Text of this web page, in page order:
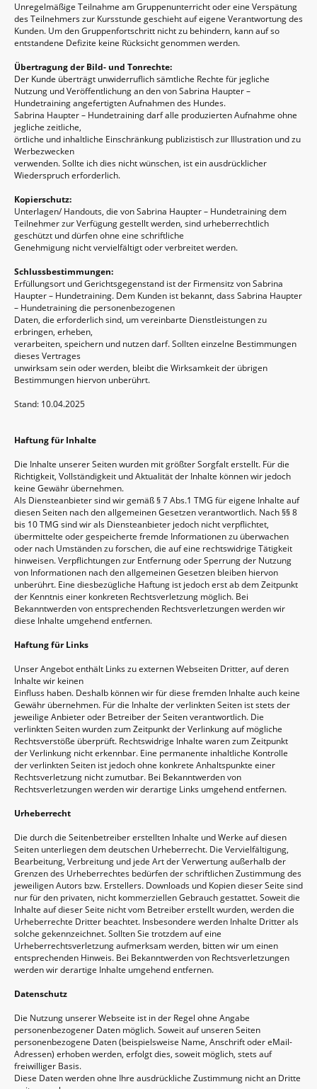
Unregelmäßige Teilnahme am Gruppenunterricht oder eine Verspätung
des Teilnehmers zur Kursstunde geschieht auf eigene Verantwortung des
Kunden. Um den Gruppenfortschritt nicht zu behindern, kann auf so
entstandene Defizite keine Rücksicht genommen werden.
Übertragung der Bild- und Tonrechte:
Der Kunde überträgt unwiderruflich sämtliche Rechte für jegliche
Nutzung und Veröffentlichung an den von Sabrina Haupter –
Hundetraining angefertigten Aufnahmen des Hundes.
Sabrina Haupter – Hundetraining darf alle produzierten Aufnahme ohne
jegliche zeitliche,
örtliche und inhaltliche Einschränkung publizistisch zur Illustration und zu
Werbezwecken
verwenden. Sollte ich dies nicht wünschen, ist ein ausdrücklicher
Wiederspruch erforderlich.
Kopierschutz:
Unterlagen/ Handouts, die von Sabrina Haupter – Hundetraining dem
Teilnehmer zur Verfügung gestellt werden, sind urheberrechtlich
geschützt und dürfen ohne eine schriftliche
Genehmigung nicht vervielfältigt oder verbreitet werden.
Schlussbestimmungen:
Erfüllungsort und Gerichtsgegenstand ist der Firmensitz von Sabrina
Haupter – Hundetraining. Dem Kunden ist bekannt, dass Sabrina Haupter
– Hundetraining die personenbezogenen
Daten, die erforderlich sind, um vereinbarte Dienstleistungen zu
erbringen, erheben,
verarbeiten, speichern und nutzen darf. Sollten einzelne Bestimmungen
dieses Vertrages
unwirksam sein oder werden, bleibt die Wirksamkeit der übrigen
Bestimmungen hiervon unberührt.
Stand: 10.04.2025
Haftung für Inhalte
Die Inhalte unserer Seiten wurden mit größter Sorgfalt erstellt. Für die
Richtigkeit, Vollständigkeit und Aktualität der Inhalte können wir jedoch
keine Gewähr übernehmen.
Als Diensteanbieter sind wir gemäß § 7 Abs.1 TMG für eigene Inhalte auf
diesen Seiten nach den allgemeinen Gesetzen verantwortlich. Nach §§ 8
bis 10 TMG sind wir als Diensteanbieter jedoch nicht verpflichtet,
übermittelte oder gespeicherte fremde Informationen zu überwachen
oder nach Umständen zu forschen, die auf eine rechtswidrige Tätigkeit
hinweisen. Verpflichtungen zur Entfernung oder Sperrung der Nutzung
von Informationen nach den allgemeinen Gesetzen bleiben hiervon
unberührt. Eine diesbezügliche Haftung ist jedoch erst ab dem Zeitpunkt
der Kenntnis einer konkreten Rechtsverletzung möglich. Bei
Bekanntwerden von entsprechenden Rechtsverletzungen werden wir
diese Inhalte umgehend entfernen.
Haftung für Links
Unser Angebot enthält Links zu externen Webseiten Dritter, auf deren
Inhalte wir keinen
Einfluss haben. Deshalb können wir für diese fremden Inhalte auch keine
Gewähr übernehmen. Für die Inhalte der verlinkten Seiten ist stets der
jeweilige Anbieter oder Betreiber der Seiten verantwortlich. Die
verlinkten Seiten wurden zum Zeitpunkt der Verlinkung auf mögliche
Rechtsverstöße überprüft. Rechtswidrige Inhalte waren zum Zeitpunkt
der Verlinkung nicht erkennbar. Eine permanente inhaltliche Kontrolle
der verlinkten Seiten ist jedoch ohne konkrete Anhaltspunkte einer
Rechtsverletzung nicht zumutbar. Bei Bekanntwerden von
Rechtsverletzungen werden wir derartige Links umgehend entfernen.
Urheberrecht
Die durch die Seitenbetreiber erstellten Inhalte und Werke auf diesen
Seiten unterliegen dem deutschen Urheberrecht. Die Vervielfältigung,
Bearbeitung, Verbreitung und jede Art der Verwertung außerhalb der
Grenzen des Urheberrechtes bedürfen der schriftlichen Zustimmung des
jeweiligen Autors bzw. Erstellers. Downloads und Kopien dieser Seite sind
nur für den privaten, nicht kommerziellen Gebrauch gestattet. Soweit die
Inhalte auf dieser Seite nicht vom Betreiber erstellt wurden, werden die
Urheberrechte Dritter beachtet. Insbesondere werden Inhalte Dritter als
solche gekennzeichnet. Sollten Sie trotzdem auf eine
Urheberrechtsverletzung aufmerksam werden, bitten wir um einen
entsprechenden Hinweis. Bei Bekanntwerden von Rechtsverletzungen
werden wir derartige Inhalte umgehend entfernen.
Datenschutz
Die Nutzung unserer Webseite ist in der Regel ohne Angabe
personenbezogener Daten möglich. Soweit auf unseren Seiten
personenbezogene Daten (beispielsweise Name, Anschrift oder eMail-
Adressen) erhoben werden, erfolgt dies, soweit möglich, stets auf
freiwilliger Basis.
Diese Daten werden ohne Ihre ausdrückliche Zustimmung nicht an Dritte